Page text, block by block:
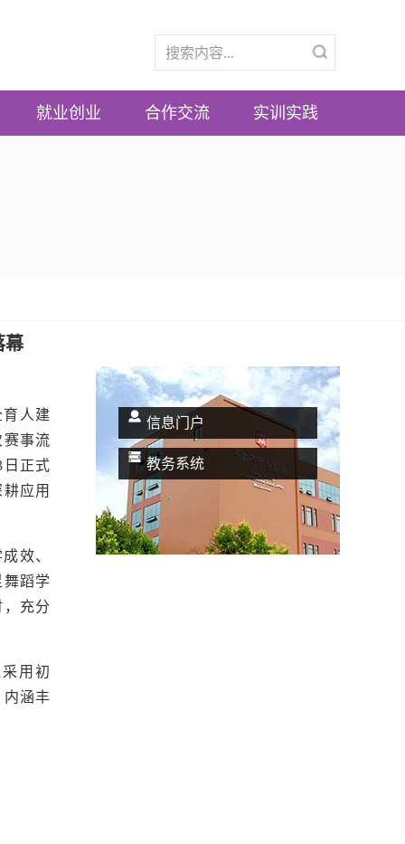
就业创业 合作交流 实训实践
幕
人建
事流
日正式
应用
效、
蹈学
充分
用初
涵丰
信息门户
教务系统